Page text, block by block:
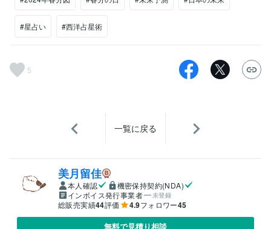
#星占い #西洋占星術
5
一覧に戻る
美月留佳
本人確認
機密保持契約(NDA)
インボイス発行事業者
未登録
総販売実績44評価 4.9フォロワー45
無料で見積り相談